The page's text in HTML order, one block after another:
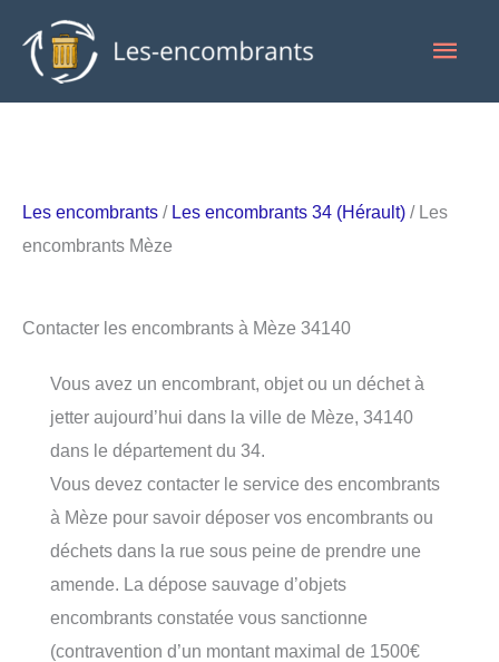
contenu
Les encombrants / Les encombrants 34 (Hérault) / Les
encombrants Mèze
Contacter les encombrants à Mèze 34140
Vous avez un encombrant, objet ou un déchet à
jetter aujourd’hui dans la ville de Mèze, 34140
dans le département du 34.
Vous devez contacter le service des encombrants
à Mèze pour savoir déposer vos encombrants ou
déchets dans la rue sous peine de prendre une
amende. La dépose sauvage d’objets
encombrants constatée vous sanctionne
(contravention d’un montant maximal de 1500€